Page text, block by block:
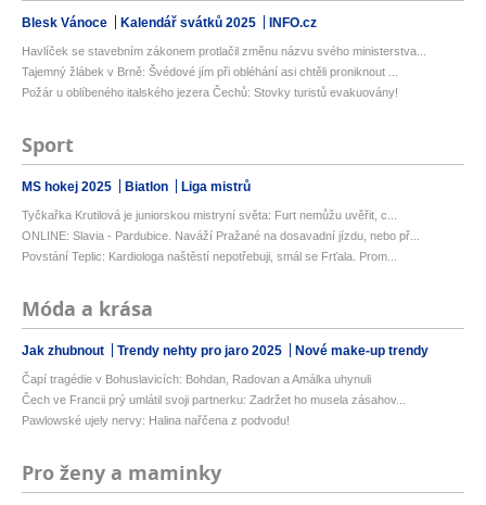
Blesk Vánoce Kalendář svátků 2025 INFO.cz
Havlíček se stavebním zákonem protlačil změnu názvu svého ministerstva...
Tajemný žlábek v Brně: Švédové jím při obléhání asi chtěli proniknout ...
Požár u oblíbeného italského jezera Čechů: Stovky turistů evakuovány!
Sport
MS hokej 2025 Biatlon Liga mistrů
Tyčkařka Krutilová je juniorskou mistryní světa: Furt nemůžu uvěřit, c...
ONLINE: Slavia - Pardubice. Naváží Pražané na dosavadní jízdu, nebo př...
Povstání Teplic: Kardiologa naštěstí nepotřebuji, smál se Frťala. Prom...
Móda a krása
Jak zhubnout Trendy nehty pro jaro 2025 Nové make-up trendy
Čapí tragédie v Bohuslavicích: Bohdan, Radovan a Amálka uhynuli
Čech ve Francii prý umlátil svoji partnerku: Zadržet ho musela zásahov...
Pawlowské ujely nervy: Halina nařčena z podvodu!
Pro ženy a maminky